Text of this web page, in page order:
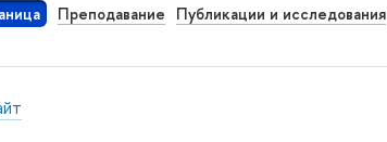
Преподавание Публикации и исследования